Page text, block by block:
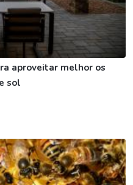
aproveitar melhor os
sol